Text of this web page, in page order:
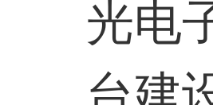
光电
台建